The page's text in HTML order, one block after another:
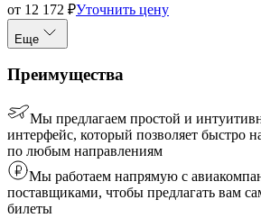
от 12 172 ₽Уточнить цену
Еще
Преимущества
Мы предлагаем простой и
интерфейс, который позволяет быстро
по любым направлениям
Мы работаем напрямую с
поставщиками, чтобы предлагать вам
билеты